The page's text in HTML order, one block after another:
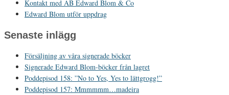
Kontakt med AB Edward Blom & Co
Edward Blom utför uppdrag
Senaste inlägg
Försäljning av våra signerade böcker
Signerade Edward Blom-böcker från lagret
Poddepisod 158: ”No to Yes, Yes to lättgrogg!”
Poddepisod 157: Mmmmmm…madeira